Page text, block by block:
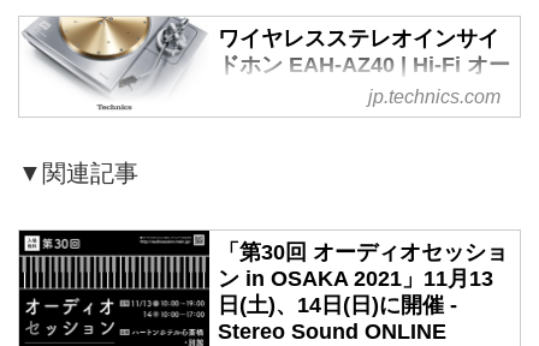
ターンテーブルシステム SL-
1000R、ダイレクトドライブター
ンテーブル SP-10R
インサイドホン EAH-AZ60
ワイヤレスステレオインサイ
ドホン EAH-AZ40 | Hi-Fi オー
ディオ - Technicsjp.technics.com
▼関連記事
「第30回 オーディオセッショ
ン in OSAKA 2021」11月13
日(土)、14日(日)に開催 -
Stereo Sound ONLINE